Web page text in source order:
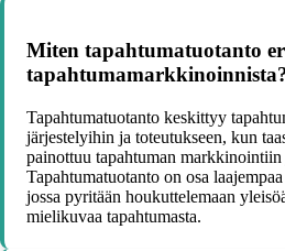
Miten tapahtumatuotanto
Tapahtumatuotanto keskittyy
järjestelyihin ja toteutukseen, kun
painottuu tapahtuman markkinointiin
Tapahtumatuotanto on osa
jossa pyritään houkuttelemaan
mielikuvaa tapahtumasta.